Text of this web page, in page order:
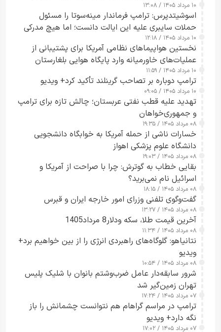
۱۰ مرداد ۱۴۰۵ / ۱۳:۰۸
اسوشیتدپرس: ترامپ فرماندار مینه‌سوتا را مسئول
حملات سایبری علیه این ایالت دانست؛ اما هیچ مدرکی
ارائه نکرد
۱۰ مرداد ۱۴۰۵ / ۱۲:۱۸
نخستین هواپیماهای نظامی آمریکا برای پشتیبانی از
عملیات‌های خاورمیانه وارد پایگاه هوایی بلغارستان
شدند
۱۰ مرداد ۱۴۰۵ / ۱۱:۵۹
ترامپ دوباره بر تصاحب گرینلند تأکید کرد+ ویدیو
۱۰ مرداد ۱۴۰۵ / ۰۹:۰۵
تهدید علیه قطب نفتی عربستان؛ چالش تازه برای ترامپ
و جمهوری‌خواهان
۰۸ مرداد ۱۴۰۵ / ۱۹:۳۵
خسارات ناشی از حمله آمریکا به خوابگاه دانشجویی
دانشگاه علوم پزشکی اهواز
۰۸ مرداد ۱۴۰۵ / ۱۹:۰۳
بقایی خطاب به گوترش: چرا با صراحت از آمریکا و
اسرائیل نام نمی‌برید؟
۰۸ مرداد ۱۴۰۵ / ۱۸:۱۵
گفت‌وگوی تلفنی وزرای امور خارجه ایران و قبرس
۰۸ مرداد ۱۴۰۵ / ۱۳:۲۷
آخرین قیمت طلا، سکه ودلار8 مرداد1405
۰۸ مرداد ۱۴۰۵ / ۱۱:۳۴
نتانیاهو: گلوگاه‌های راهبردی انرژی را از بین خواهیم برد+
ویدیو
۰۸ مرداد ۱۴۰۵ / ۱۰:۵۴
شرور سابقه‌دار عامل ضرب‌وشتم بانوان با شلیک پلیس
تهران زمین‌گیر شد
۰۷ مرداد ۱۴۰۵ / ۱۷:۲۴
ترامپ در مراسم گراهام هم نتوانست چشمانش را باز
نگه دارد+ ویدیو
۰۷ مرداد ۱۴۰۵ / ۱۷:۰۲